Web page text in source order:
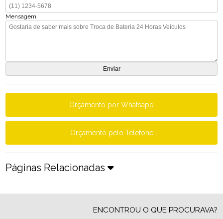
Mensagem
Orçamento por Whatsapp
Orçamento pelo Telefone
Páginas Relacionadas
ENCONTROU O QUE PROCURAVA?